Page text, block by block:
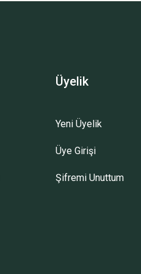
Üyelik
Yeni Üyelik
Üye Girişi
Şifremi Unuttum